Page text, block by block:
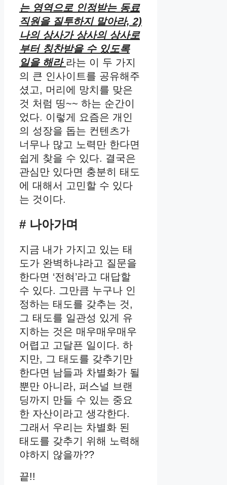
는 영역으로 인정받는 동료
직원을 질투하지 말아라, 2)
나의 상사가 상사의 상사로
부터 칭찬받을 수 있도록
일을 해라 라는 이 두 가지
의 큰 인사이트를 공유해주
셨고, 머리에 망치를 맞은
것 처럼 띵~~ 하는 순간이
었다. 이렇게 요즘은 개인
의 성장을 돕는 컨텐츠가
너무나 많고 노력만 한다면
쉽게 찾을 수 있다. 결국은
관심만 있다면 충분히 태도
에 대해서 고민할 수 있다
는 것이다.
# 나아가며
지금 내가 가지고 있는 태
도가 완벽하냐라고 질문을
한다면 ‘전혀’라고 대답할
수 있다. 그만큼 누구나 인
정하는 태도를 갖추는 것,
그 태도를 일관성 있게 유
지하는 것은 매우매우매우
어렵고 고달픈 일이다. 하
지만, 그 태도를 갖추기만
한다면 남들과 차별화가 될
뿐만 아니라, 퍼스널 브랜
딩까지 만들 수 있는 중요
한 자산이라고 생각한다.
그래서 우리는 차별화 된
태도를 갖추기 위해 노력해
야하지 않을까??
끝!!